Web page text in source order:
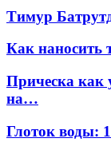
Тимур
Как наносить
Прическа как
на…
Глоток воды: